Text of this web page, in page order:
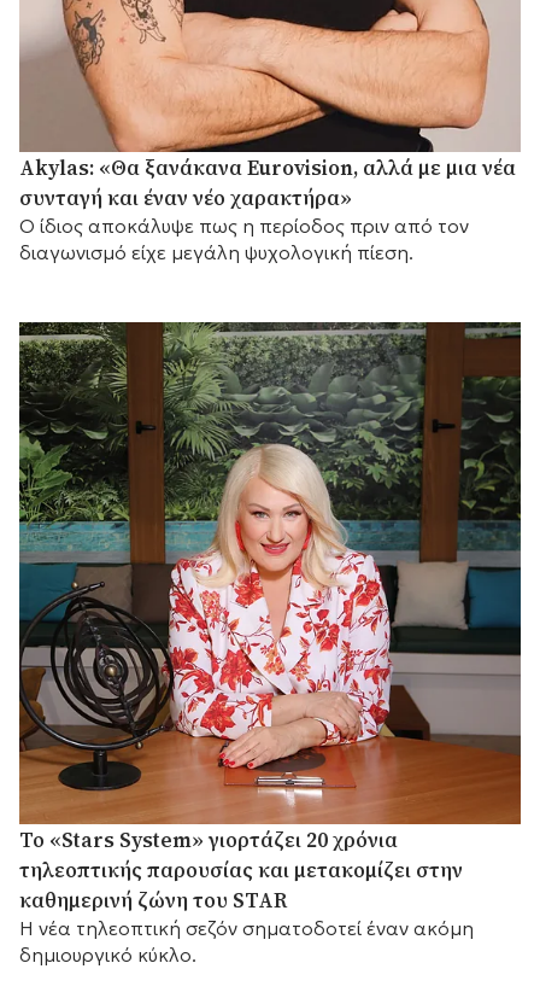
Akylas: «Θα ξανάκανα Eurovision, αλλά με μια νέα
συνταγή και έναν νέο χαρακτήρα»
Ο ίδιος αποκάλυψε πως η περίοδος πριν από τον
διαγωνισμό είχε μεγάλη ψυχολογική πίεση.
Το «Stars System» γιορτάζει 20 χρόνια
τηλεοπτικής παρουσίας και μετακομίζει στην
καθημερινή ζώνη του STAR
Η νέα τηλεοπτική σεζόν σηματοδοτεί έναν ακόμη
δημιουργικό κύκλο.